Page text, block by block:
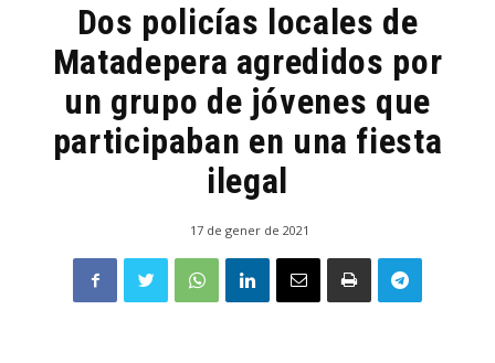
Dos policías locales de
Matadepera agredidos por
un grupo de jóvenes que
participaban en una fiesta
ilegal
17 de gener de 2021